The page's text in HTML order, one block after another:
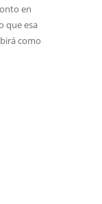
en
que esa
como